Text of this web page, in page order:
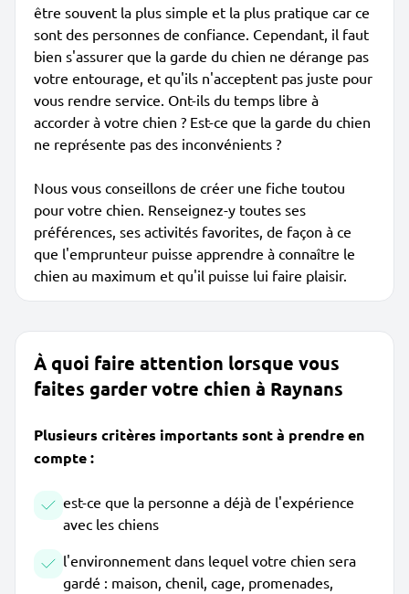
être souvent la plus simple et la plus pratique car ce
sont des personnes de confiance. Cependant, il faut
bien s'assurer que la garde du chien ne dérange pas
votre entourage, et qu'ils n'acceptent pas juste pour
vous rendre service. Ont-ils du temps libre à
accorder à votre chien ? Est-ce que la garde du chien
ne représente pas des inconvénients ?
Nous vous conseillons de créer une fiche toutou
pour votre chien. Renseignez-y toutes ses
préférences, ses activités favorites, de façon à ce
que l'emprunteur puisse apprendre à connaître le
chien au maximum et qu'il puisse lui faire plaisir.
À quoi faire attention lorsque vous
faites garder votre chien à Raynans
Plusieurs critères importants sont à prendre en
compte :
est-ce que la personne a déjà de l'expérience
avec les chiens
l'environnement dans lequel votre chien sera
gardé : maison, chenil, cage, promenades,